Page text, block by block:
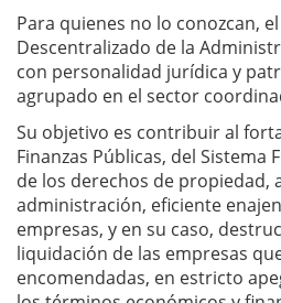
Para quienes no lo conozcan,
Descentralizado de la
con personalidad jurídica y
agrupado en el sector
Su objetivo es contribuir al
Finanzas Públicas, del Sistema
de los derechos de propiedad,
administración, eficiente
empresas, y en su caso,
liquidación de las empresas
encomendadas, en estricto